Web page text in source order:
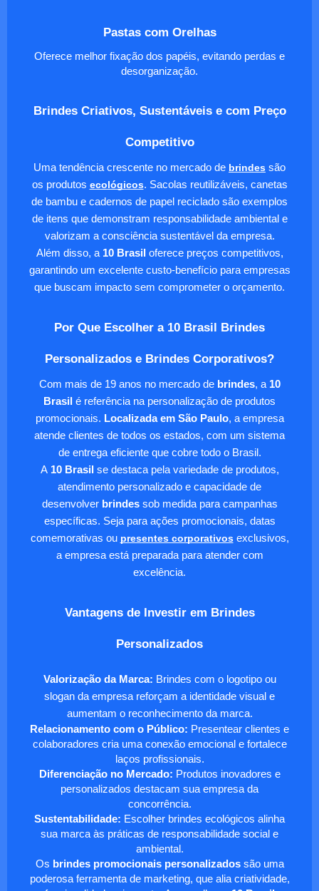
Pastas com Orelhas
Oferece melhor fixação dos papéis, evitando perdas e
desorganização.
Brindes Criativos, Sustentáveis e com Preço
Competitivo
Uma tendência crescente no mercado de brindes são
os produtos ecológicos. Sacolas reutilizáveis, canetas
de bambu e cadernos de papel reciclado são exemplos
de itens que demonstram responsabilidade ambiental e
valorizam a consciência sustentável da empresa.
Além disso, a 10 Brasil oferece preços competitivos,
garantindo um excelente custo-benefício para empresas
que buscam impacto sem comprometer o orçamento.
Por Que Escolher a 10 Brasil Brindes
Personalizados e Brindes Corporativos?
Com mais de 19 anos no mercado de brindes, a 10
Brasil é referência na personalização de produtos
promocionais. Localizada em São Paulo, a empresa
atende clientes de todos os estados, com um sistema
de entrega eficiente que cobre todo o Brasil.
A10 Brasil se destaca pela variedade de produtos,
atendimento personalizado e capacidade de
desenvolver brindessob medida para campanhas
específicas. Seja para ações promocionais, datas
comemorativas ou presentes corporativosexclusivos,
a empresa está preparada para atender com
excelência.
Vantagens de Investir em Brindes
Personalizados
Valorização da Marca: Brindes com o logotipo ou
slogan da empresa reforçam a identidade visual e
aumentam o reconhecimento da marca.
Relacionamento com o Público: Presentear clientes e
colaboradores cria uma conexão emocional e fortalece
laços profissionais.
Diferenciação no Mercado: Produtos inovadores e
personalizados destacam sua empresa da
concorrência.
Sustentabilidade: Escolher brindes ecológicos alinha
sua marca às práticas de responsabilidade social e
ambiental.
Os brindes promocionais personalizadossão uma
poderosa ferramenta de marketing, que alia criatividade,